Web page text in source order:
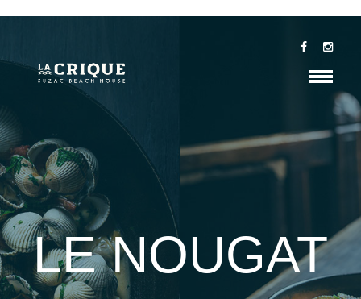
LE NOUGAT